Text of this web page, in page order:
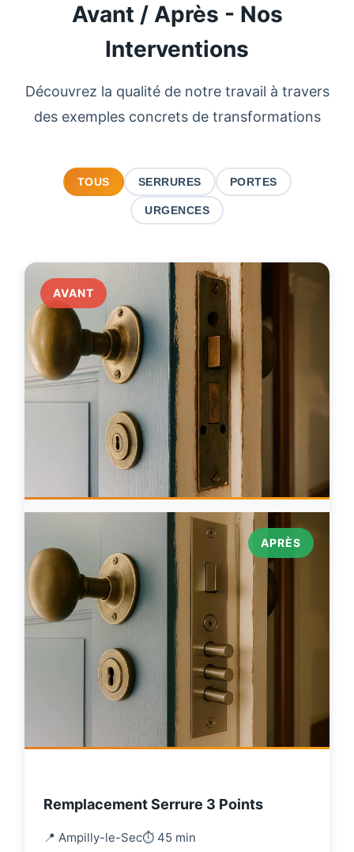
Avant / Après - Nos
Interventions
Découvrez la qualité de notre travail à travers
des exemples concrets de transformations
TOUS SERRURES PORTES
URGENCES
AVANT
APRÈS
Remplacement Serrure 3 Points
📍 Ampilly-le-Sec⏱️ 45 min